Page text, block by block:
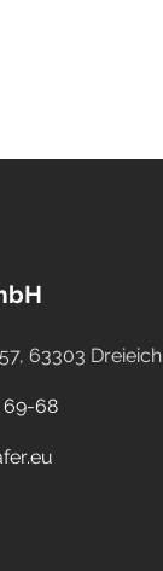
63303 Dreieich
69-68